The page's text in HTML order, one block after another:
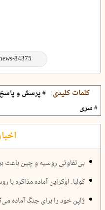
کلمات کلیدی: # پرسش و پاسخ
# سری
بی‌تفاوتی روسیه و چین باعث
کولبا: اوکراین آماده مذاکره با
ژاپن خود را برای جنگ آماده